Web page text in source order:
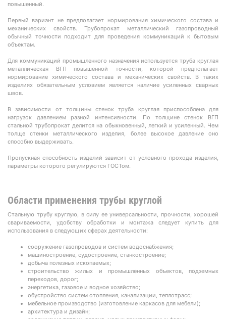
повышенный.
Первый вариант не предполагает нормирования химического состава и
механических свойств. Трубопрокат металлический газопроводный
обычный точности подходит для проведения коммуникаций к бытовым
объектам.
Для коммуникаций промышленного назначения используется труба круглая
металлическая ВГП повышенной точности, которой предполагает
нормирование химического состава и механических свойств. В таких
изделиях обязательным условием является наличие усиленных сварных
швов.
В зависимости от толщины стенок труба круглая приспособлена для
нагрузок давлением разной интенсивности. По толщине стенок ВГП
стальной трубопрокат делится на обыкновенный, легкий и усиленный. Чем
толще стенки металлического изделия, более высокое давление оно
способно выдерживать.
Пропускная способность изделий зависит от условного прохода изделия,
параметры которого регулируются ГОСТом.
Области применения трубы круглой
Стальную трубу круглую, в силу ее универсальности, прочности, хорошей
свариваемости, удобству обработки и монтажа следует купить для
использования в следующих сферах деятельности:
сооружение газопроводов и систем водоснабжения;
машиностроение, судостроение, станкостроение;
добыча полезных ископаемых;
строительство жилых и промышленных объектов, подземных
переходов, дорог;
энергетика, газовое и водное хозяйство;
обустройство систем отопления, канализации, теплотрасс;
мебельное производство (изготовление каркасов для мебели);
архитектура и дизайн;